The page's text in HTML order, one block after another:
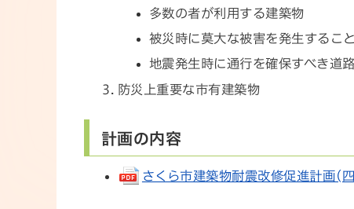
多数の者が利用する建築物
被災時に莫大な被害を発生するこ
地震発生時に通行を確保すべき道
防災上重要な市有建築物
計画の内容
さくら市建築物耐震改修促進計画